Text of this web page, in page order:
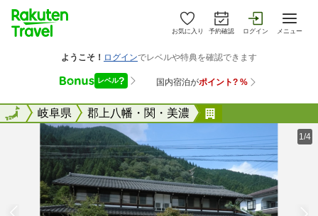
お気に入り 予約確認 ログイン メニュー
全国岐阜県 郡上八幡・関・美濃
全国
1/4